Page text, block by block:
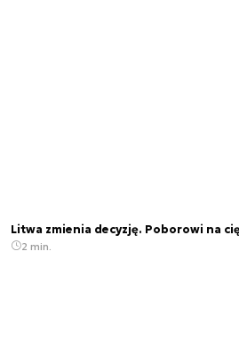
Litwa zmienia decyzję. Poborowi na
2 min.